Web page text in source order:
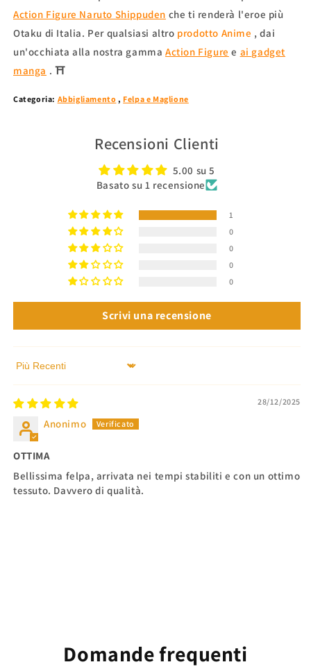
Action Figure Naruto Shippuden che ti renderà l'eroe più
Otaku di Italia. Per qualsiasi altro prodotto Anime , dai
un'occhiata alla nostra gammaAction Figure e ai gadget
manga . ⛩
Categoria: Abbigliamento , Felpa e Maglione
Recensioni Clienti
5.00 su 5
Basato su 1 recensione
1
0
0
0
0
Scrivi una recensione
Sort by
28/12/2025
Anonimo
OTTIMA
Bellissima felpa, arrivata nei tempi stabiliti e con un ottimo
tessuto. Davvero di qualità.
Domande frequenti